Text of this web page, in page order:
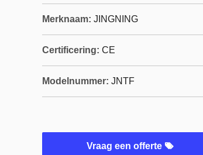
Merknaam: JINGNING
Certificering: CE
Modelnummer: JNTF
Vraag een offerte